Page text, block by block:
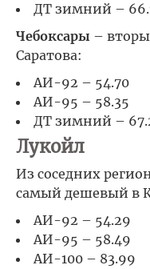
ДТ зимний –
Чебоксары –
Саратова:
АИ-92 – 54.70
АИ-95 – 58.35
ДТ зимний –
Лукойл
Из соседних
самый дешевый в
АИ-92 – 54.29
АИ-95 – 58.49
АИ-100 – 83.99